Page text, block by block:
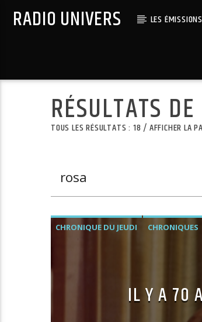
RADIO UNIVERS LES ÉMISSIONS
RÉSULTATS
TOUS LES RÉSULTATS : 18 / AFFICHER LA
CHRONIQUE DU JEUDI CHRONIQUES
IL Y A 70